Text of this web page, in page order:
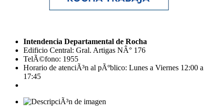
Intendencia Departamental de Rocha
Edificio Central: Gral. Artigas NÂ° 176
TelÃ©fono: 1955
Horario de atenciÃ³n al pÃºblico: Lunes a Viernes 12:00 a
17:45